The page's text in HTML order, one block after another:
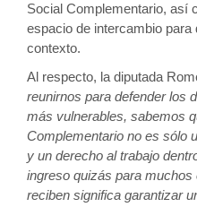
Social Complementario, así
espacio de intercambio
contexto.
Al respecto, la diputada
reunirnos para defender los
más vulnerables, sabemos
Complementario no es sólo
y un derecho al trabajo
ingreso quizás para
reciben significa garantizar